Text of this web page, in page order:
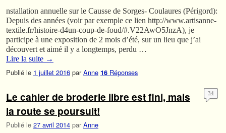
nstallation annuelle sur le Causse de Sorges- Coulaures (Périgord):
Depuis des années (voir par exemple ce lien http://www.artisanne-
textile.fr/histoire-d4un-coup-de-foud/#.V22AwO5JnzA), je
participe à une exposition de 2 mois d’été, sur un lieu que j’ai
découvert et aimé il y a longtemps, perdu …
Lire la suite →
Publié le 1 juillet 2016 par Anne 16 Réponses
Le cahier de broderie libre est fini, mais
la route se poursuit!
Publié le 27 avril 2014 par Anne
34